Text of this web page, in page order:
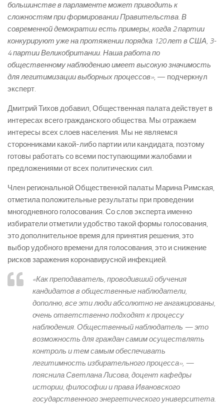
большинстве в парламенте может приводить к
сложностям при формировании Правительства. В
современной демократии есть примеры, когда 2 партии
конкурируют уже на протяжении порядка 120 лет в США, 3-
4 партии Великобритании. Наша работа по
общественному наблюдению имеет высокую значимость
для легитимизации выборных процессов», — подчеркнул
эксперт.
Дмитрий Тихов добавил, Общественная палата действует в
интересах всего гражданского общества. Мы отражаем
интересы всех слоев населения. Мы не являемся
сторонниками какой-либо партии или кандидата, поэтому
готовы работать со всеми поступающими жалобами и
предложениями от всех политических сил.
Член региональной Общественной палаты Марина Римская,
отметила положительные результаты при проведении
многодневного голосования. Со слов эксперта именно
избиратели отметили удобство такой формы голосования,
это дополнительное время для принятия решения, это
выбор удобного времени для голосования, это и снижение
рисков заражения коронавирусной инфекцией.
«Как преподаватель, проводивший обучения
кандидатов в общественные наблюдатели,
дополню, все эти люди абсолютно не ангажированы,
очень ответственно подходят к процессу
наблюдения. Общественный наблюдатель — это
возможность для граждан самим осуществлять
контроль и тем самым обеспечивать
легитимность избирательного процесса», —
пояснила Светлана Лисова, доцент кафедры
истории, философии и права Ивановского
государственного энергетического университета.